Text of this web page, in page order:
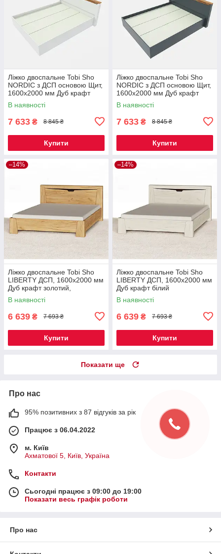
Ліжко двоспальне Tobi Sho
NORDIC з ДСП основою Щит,
1600х2000 мм Дуб крафт
золотий/білий
В наявності
7 633 ₴ 8 845 ₴
Купити
Ліжко двоспальне Tobi Sho
NORDIC з ДСП основою Щит,
1600х2000 мм Дуб крафт
золотий/графіт
В наявності
7 633 ₴ 8 845 ₴
Купити
–14%
Ліжко двоспальне Tobi Sho
LIBERTY ДСП, 1600х2000 мм
Дуб крафт золотий,
1600х2000 мм
В наявності
6 639 ₴ 7 693 ₴
Купити
–14%
Ліжко двоспальне Tobi Sho
LIBERTY ДСП, 1600х2000 мм
Дуб крафт білий
В наявності
6 639 ₴ 7 693 ₴
Купити
Показати ще
Про нас
95% позитивних з 87 відгуків за рік
Працює з 06.04.2022
м. Київ
Ахматової 5, Київ, Україна
Контакти
Сьогодні працює з 09:00 до 19:00
Показати весь графік роботи
Про нас